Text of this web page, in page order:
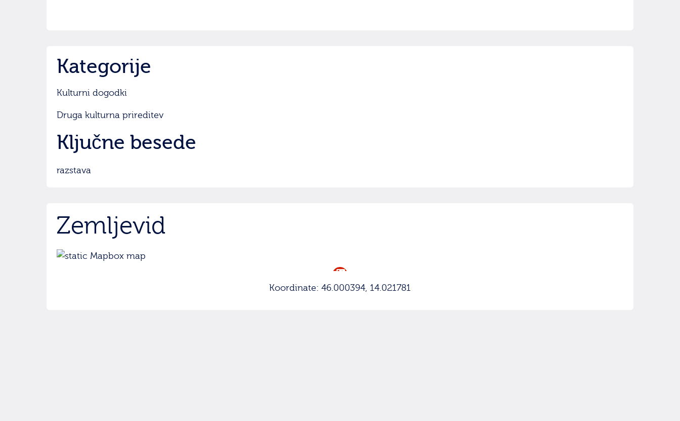
Kategorije
Kulturni dogodki
Druga kulturna prireditev
Ključne besede
razstava
Zemljevid
Koordinate: 46.000394, 14.021781